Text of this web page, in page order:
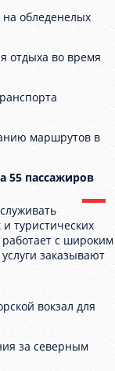
обледенелых
отдыха во время
маршрутов в
55 пассажиров
туристических
с широким
заказывают
вокзал для
за северным